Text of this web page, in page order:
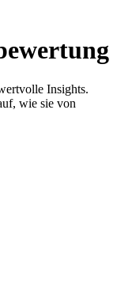
Insights.
wie sie von